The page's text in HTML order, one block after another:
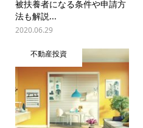
被扶養者になる条件や申請方
法も解説...
2020.06.29
不動産投資